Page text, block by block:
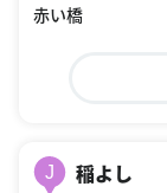
赤い橋
J 稲よし